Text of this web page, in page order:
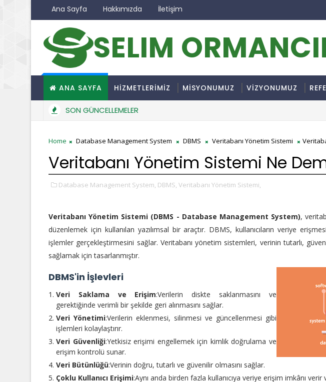
Ana Sayfa Hakkımızda İletişim
SELIM
ANA SAYFA HİZMETLERİMİZ MİSYONUMUZ VİZYONUMUZ
SON GÜNCELLEMELER
Home Database Management System DBMS Veritabanı Yönetim Sistemi
Veritabanı Yönetim Sistemi Ne
Database Management System, DBMS, Veritabanı Yönetim Sistemi,
Veritabanı Yönetim Sistemi (DBMS - Database Management System),
düzenlemek için kullanılan yazılımsal bir araçtır. DBMS, kullanıcıların veriye
işlemler gerçekleştirmesini sağlar. Veritabanı yönetim sistemleri, verinin tutarlı,
sağlamak için tasarlanmıştır.
DBMS'in İşlevleri
Veri Saklama ve Erişim:Verilerin diskte saklanmasını ve
gerektiğinde verimli bir şekilde geri alınmasını sağlar.
Veri Yönetimi:Verilerin eklenmesi, silinmesi ve güncellenmesi gibi
işlemleri kolaylaştırır.
Veri Güvenliği:Yetkisiz erişimi engellemek için kimlik doğrulama ve
erişim kontrolü sunar.
Veri Bütünlüğü:Verinin doğru, tutarlı ve güvenilir olmasını sağlar.
Çoklu Kullanıcı Erişimi:Aynı anda birden fazla kullanıcıya veriye erişim imkânı verir